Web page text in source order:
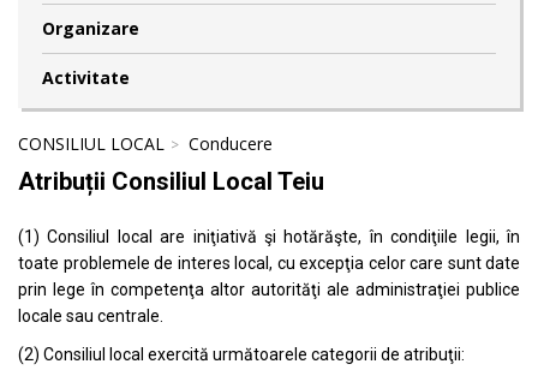
Organizare
Activitate
CONSILIUL LOCAL Conducere
Atribuții Consiliul Local Teiu
(1) Consiliul local are iniţiativă şi hotărăşte, în condiţiile legii, în
toate problemele de interes local, cu excepţia celor care sunt date
prin lege în competenţa altor autorităţi ale administraţiei publice
locale sau centrale.
(2) Consiliul local exercită următoarele categorii de atribuţii: